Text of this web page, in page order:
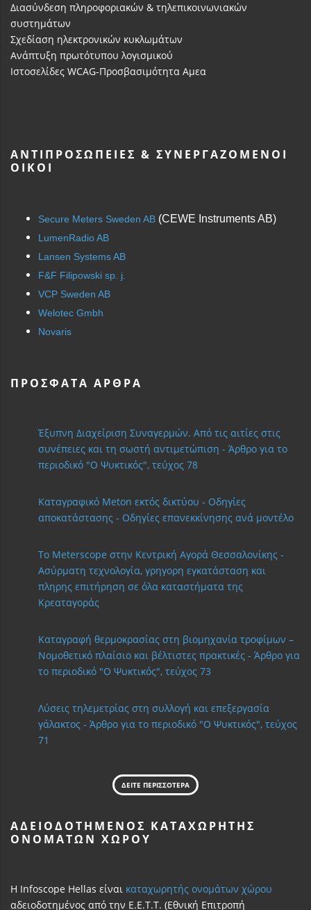
Διασύνδεση πληροφοριακών & τηλεπικοινωνιακών
συστημάτων
Σχεδίαση ηλεκτρονικών κυκλωμάτων
Ανάπτυξη πρωτότυπου λογισμικού
Ιστοσελίδες WCAG-Προσβασιμότητα Αμεα
ΑΝΤΙΠΡΟΣΩΠΕΊΕΣ & ΣΥΝΕΡΓΑΖΌΜΕΝΟΙ
ΟΊΚΟΙ
Secure Meters Sweden AB (CEWE Instruments AB)
LumenRadio AB
Lansen Systems AB
F&F Filipowski sp. j.
VCP Sweden AB
Welotec Gmbh
Novaris
ΠΡΌΣΦΑΤΑ ΆΡΘΡΑ
Έξυπνη Διαχείριση Συναγερμών. Από τις αιτίες στις
συνέπειες και τη σωστή αντιμετώπιση - Άρθρο για το
περιοδικό "Ο Ψυκτικός", τεύχος 78
Καταγραφικό Meton εκτός δικτύου - Οδηγίες
αποκατάστασης - Οδηγίες επανεκκίνησης ανά μοντέλο
Το Meterscope στην Κεντρική Αγορά Θεσσαλονίκης -
Ασύρματη τεχνολογία, γρηγορη εγκατάσταση και
πληρης επιτήρηση σε όλα καταστήματα της
Κρεαταγοράς
Καταγραφή θερμοκρασίας στη βιομηχανία τροφίμων –
Νομοθετικό πλαίσιο και βέλτιστες πρακτικές - Άρθρο για
το περιοδικό "Ο Ψυκτικός", τεύχος 73
Λύσεις τηλεμετρίας στη συλλογή και επεξεργασία
γάλακτος - Άρθρο για το περιοδικό "Ο Ψυκτικός", τεύχος
71
ΔΕΙΤΕ ΠΕΡΙΣΣΟΤΕΡΑ
ΑΔΕΙΟΔΟΤΗΜΈΝΟΣ ΚΑΤΑΧΩΡΗΤΉΣ
ΟΝΟΜΆΤΩΝ ΧΏΡΟΥ
Η Infoscope Hellas είναι καταχωρητής ονομάτων χώρου
αδειοδοτημένος από την Ε.Ε.Τ.Τ. (Εθνική Επιτροπή